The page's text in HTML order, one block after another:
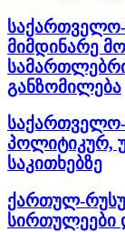
მიმდინარე
განზომილება
პოლიტიკურ,
საკითხებზე
ქართულ-
სირთულეები